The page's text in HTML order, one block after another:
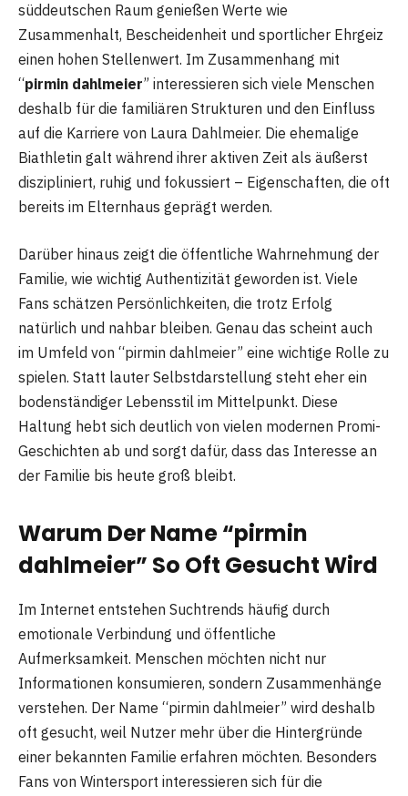
süddeutschen Raum genießen Werte wie
Zusammenhalt, Bescheidenheit und sportlicher Ehrgeiz
einen hohen Stellenwert. Im Zusammenhang mit
“pirmin dahlmeier” interessieren sich viele Menschen
deshalb für die familiären Strukturen und den Einfluss
auf die Karriere von Laura Dahlmeier. Die ehemalige
Biathletin galt während ihrer aktiven Zeit als äußerst
diszipliniert, ruhig und fokussiert – Eigenschaften, die oft
bereits im Elternhaus geprägt werden.
Darüber hinaus zeigt die öffentliche Wahrnehmung der
Familie, wie wichtig Authentizität geworden ist. Viele
Fans schätzen Persönlichkeiten, die trotz Erfolg
natürlich und nahbar bleiben. Genau das scheint auch
im Umfeld von “pirmin dahlmeier” eine wichtige Rolle zu
spielen. Statt lauter Selbstdarstellung steht eher ein
bodenständiger Lebensstil im Mittelpunkt. Diese
Haltung hebt sich deutlich von vielen modernen Promi-
Geschichten ab und sorgt dafür, dass das Interesse an
der Familie bis heute groß bleibt.
Warum Der Name “pirmin
dahlmeier” So Oft Gesucht Wird
Im Internet entstehen Suchtrends häufig durch
emotionale Verbindung und öffentliche
Aufmerksamkeit. Menschen möchten nicht nur
Informationen konsumieren, sondern Zusammenhänge
verstehen. Der Name “pirmin dahlmeier” wird deshalb
oft gesucht, weil Nutzer mehr über die Hintergründe
einer bekannten Familie erfahren möchten. Besonders
Fans von Wintersport interessieren sich für die